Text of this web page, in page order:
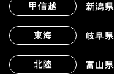
甲信越 新潟県
東海 岐阜県
北陸 富山県